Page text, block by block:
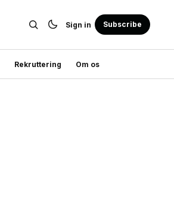
Sign in Subscribe
Rekruttering Om os